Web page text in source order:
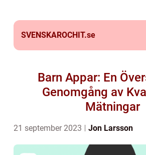
SVENSKAROCHIT.se
Barn Appar: En
Genomgång av
Mätningar
21 september 2023 Jon Larsson